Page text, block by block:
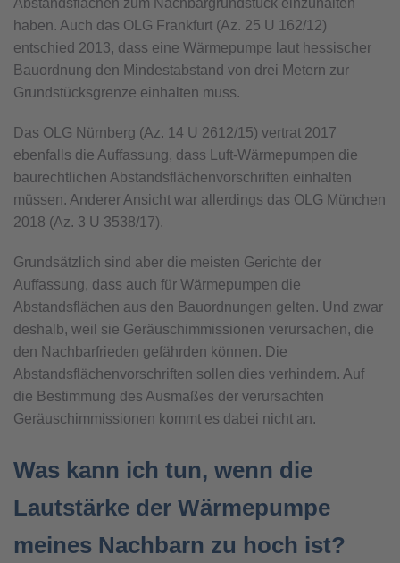
Abstandsflächen zum Nachbargrundstück einzuhalten
haben. Auch das OLG Frankfurt (Az. 25 U 162/12)
entschied 2013, dass eine Wärmepumpe laut hessischer
Bauordnung den Mindestabstand von drei Metern zur
Grundstücksgrenze einhalten muss.
Das OLG Nürnberg (Az. 14 U 2612/15) vertrat 2017
ebenfalls die Auffassung, dass Luft-Wärmepumpen die
baurechtlichen Abstandsflächenvorschriften einhalten
müssen. Anderer Ansicht war allerdings das OLG München
2018 (Az. 3 U 3538/17).
Grundsätzlich sind aber die meisten Gerichte der
Auffassung, dass auch für Wärmepumpen die
Abstandsflächen aus den Bauordnungen gelten. Und zwar
deshalb, weil sie Geräuschimmissionen verursachen, die
den Nachbarfrieden gefährden können. Die
Abstandsflächenvorschriften sollen dies verhindern. Auf
die Bestimmung des Ausmaßes der verursachten
Geräuschimmissionen kommt es dabei nicht an.
Was kann ich tun, wenn die
Lautstärke der Wärmepumpe
meines Nachbarn zu hoch ist?